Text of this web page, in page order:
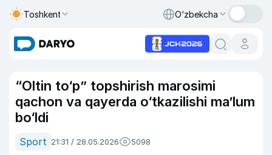
Toshkent O‘zbekcha
“Oltin to‘p” topshirish marosimi
qachon va qayerda o‘tkazilishi ma’lum
bo‘ldi
Sport 21:31 / 28.05.2026 5098